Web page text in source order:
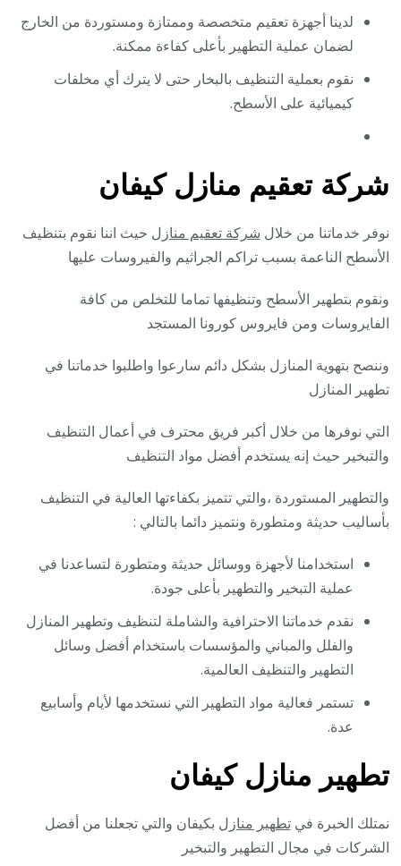
لدينا أجهزة تعقيم متخصصة وممتازة ومستوردة من الخارج
لضمان عملية التطهير بأعلى كفاءة ممكنة.
نقوم بعملية التنظيف بالبخار حتى لا يترك أي مخلفات
كيميائية على الأسطح.
شركة تعقيم منازل كيفان
نوفر خدماتنا من خلال شركة تعقيم منازل حيث اننا نقوم بتنظيف
الأسطح الناعمة بسبب تراكم الجراثيم والفيروسات عليها
ونقوم بتطهير الأسطح وتنظيفها تماما للتخلص من كافة
الفايروسات ومن فايروس كورونا المستجد
وننصح بتهوية المنازل بشكل دائم سارعوا واطلبوا خدماتنا في
تطهير المنازل
التي نوفرها من خلال أكبر فريق محترف في أعمال التنظيف
والتبخير حيث إنه يستخدم أفضل مواد التنظيف
والتطهير المستوردة ،والتي تتميز بكفاءتها العالية في التنظيف
بأساليب حديثة ومتطورة ونتميز دائما بالتالي :
استخدامنا لأجهزة ووسائل حديثة ومتطورة لتساعدنا في
عملية التبخير والتطهير بأعلى جودة.
نقدم خدماتنا الاحترافية والشاملة لتنظيف وتطهير المنازل
والفلل والمباني والمؤسسات باستخدام أفضل وسائل
التطهير والتنظيف العالمية.
تستمر فعالية مواد التطهير التي نستخدمها لأيام وأسابيع
عدة.
تطهير منازل كيفان
نمتلك الخبرة فيتطهير منازل بكيفان والتي تجعلنا من أفضل
الشركات في مجال التطهير والتبخير